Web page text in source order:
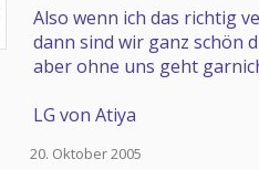
Also wenn ich das richtig
dann sind wir ganz schön
aber ohne uns geht
LG von Atiya
20. Oktober 2005